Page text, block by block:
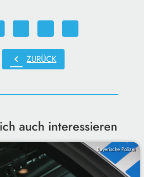
chevron_left ZURÜCK
auch interessieren
Bayerische Polizei